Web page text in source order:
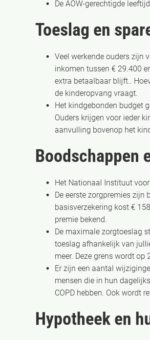
De AOW-gerechtigde
Toeslag en
Veel werkende ouders zijn
inkomen tussen € 29.400
extra betaalbaar blijft..
de kinderopvang vraagt.
Het kindgebonden budget
Ouders krijgen voor ieder
aanvulling bovenop het
Boodschappen
Het Nationaal Instituut
De eerste zorgpremies zijn
basisverzekering kost €
premie bekend.
De maximale zorgtoeslag
toeslag afhankelijk van
meer. Deze grens wordt op
Er zijn een aantal
mensen die in hun
COPD hebben. Ook wordt
Hypotheek en